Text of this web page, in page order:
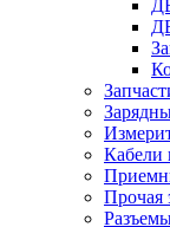
Кабели
Прочая